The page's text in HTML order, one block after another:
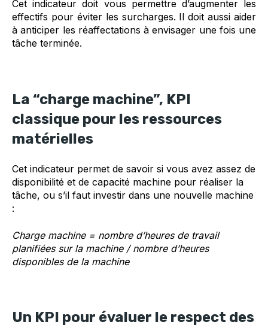
Cet indicateur doit vous permettre d’augmenter les
effectifs pour éviter les surcharges. Il doit aussi aider
à anticiper les réaffectations à envisager une fois une
tâche terminée.
La “charge machine”, KPI
classique pour les ressources
matérielles
Cet indicateur permet de savoir si vous avez assez de
disponibilité et de capacité machine pour réaliser la
tâche, ou s’il faut investir dans une nouvelle machine
:
Charge machine = nombre d’heures de travail
planifiées sur la machine / nombre d’heures
disponibles de la machine
Un KPI pour évaluer le respect des